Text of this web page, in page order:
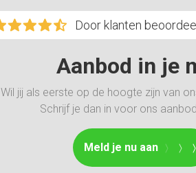
Door klanten
Aanbod in je
Wil jij als eerste op de hoogte zijn van
Schrijf je dan in voor ons
Meld je nu aan